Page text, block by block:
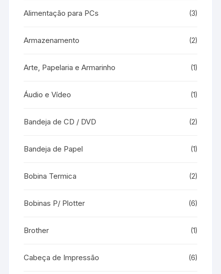
Alimentação para PCs (3)
Armazenamento (2)
Arte, Papelaria e Armarinho (1)
Áudio e Vídeo (1)
Bandeja de CD / DVD (2)
Bandeja de Papel (1)
Bobina Termica (2)
Bobinas P/ Plotter (6)
Brother (1)
Cabeça de Impressão (6)